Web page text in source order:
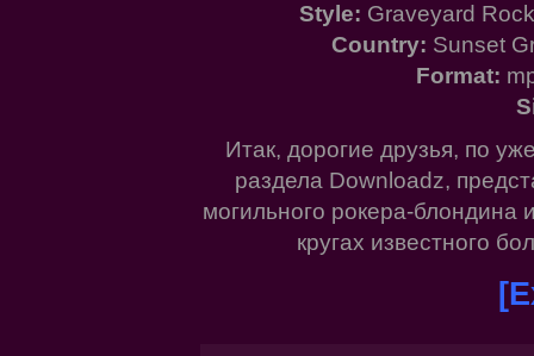
Style: Graveyard
Country: Sunset
Format:
Итак, дорогие друзья, по
раздела Downloadz,
могильного рокера-
кругах известного